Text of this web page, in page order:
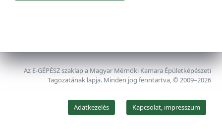
Az E-GÉPÉSZ szaklap a Magyar Mérnöki Kamara Épületképészeti
Tagozatának lapja. Minden jog fenntartva, © 2009–2026
Adatkezelés Kapcsolat, impresszum